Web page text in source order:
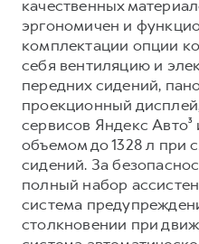
Коллекция Детская
качественных
эргономичен и
комплектации опции
себя вентиляцию и
передних сидений,
проекционный
сервисов Яндекс
объемом до 1328 л при
сидений. За
полный набор
система
столкновении при